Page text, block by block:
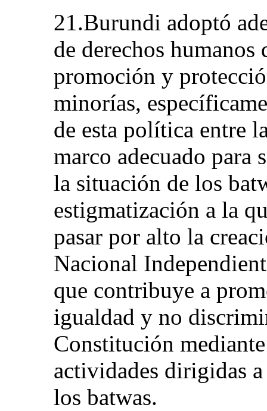
21.Burundi adoptó
de derechos
promoción y
minorías,
de esta política entre
marco adecuado
la situación de los
estigmatización a la
pasar por alto la
Nacional
que contribuye a
igualdad y no
Constitución
actividades dirigidas
los batwas.